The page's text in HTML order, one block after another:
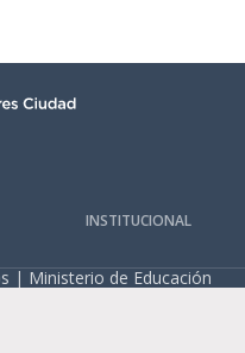
INSTITUCIONAL
| Ministerio de Educación